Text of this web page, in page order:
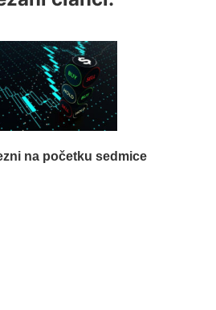
na početku sedmice